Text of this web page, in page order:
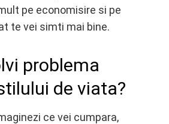
pe economisire si pe
te vei simti mai bine.
problema
de viata?
ce vei cumpara,